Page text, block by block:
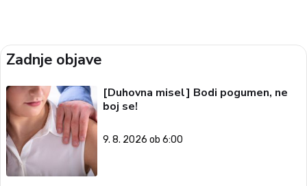
Zadnje objave
[Duhovna misel] Bodi pogumen, ne
boj se!
9. 8. 2026 ob 6:00